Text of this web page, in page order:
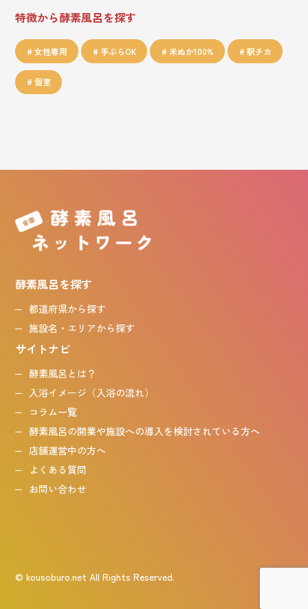
特徴から酵素風呂を探す
女性専用 手ぶらOK 米ぬか100% 駅チカ
個室
酵素風呂を探す
都道府県から探す
施設名・エリアから探す
サイトナビ
酵素風呂とは？
入浴イメージ（入浴の流れ）
コラム一覧
酵素風呂の開業や施設への導入を検討されている方へ
店舗運営中の方へ
よくある質問
お問い合わせ
© kousoburo.net All Rights Reserved.